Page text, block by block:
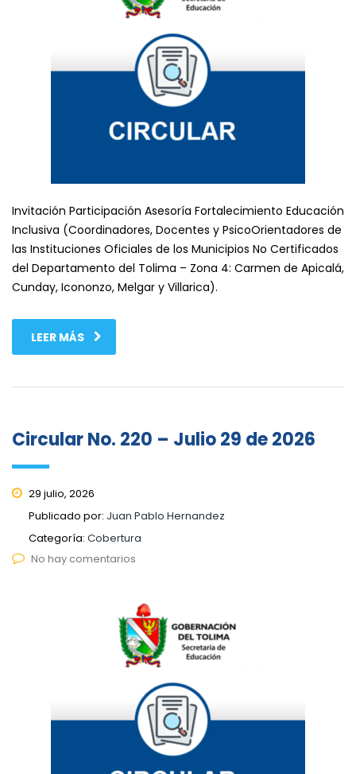
Invitación Participación Asesoría Fortalecimiento Educación
Inclusiva (Coordinadores, Docentes y PsicoOrientadores de
las Instituciones Oficiales de los Municipios No Certificados
del Departamento del Tolima – Zona 4: Carmen de Apicalá,
Cunday, Icononzo, Melgar y Villarica).
LEER MÁS
Circular No. 220 – Julio 29 de 2026
29 julio, 2026
Publicado por: Juan Pablo Hernandez
Categoría: Cobertura
No hay comentarios